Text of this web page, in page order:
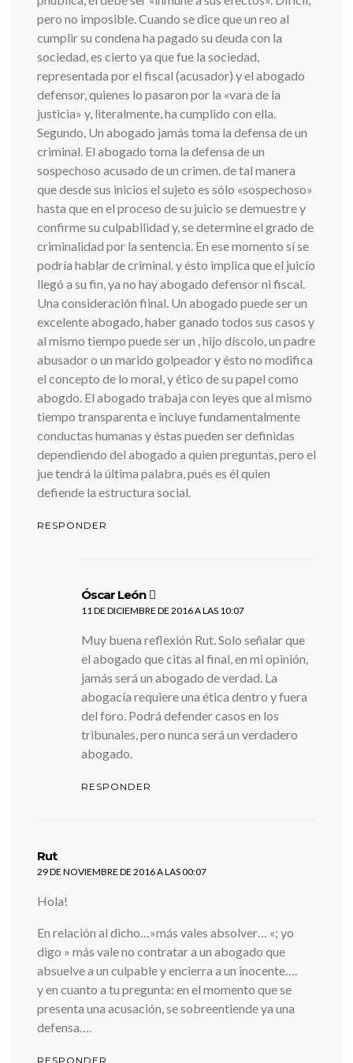
pero no imposible. Cuando se dice que un reo al
cumplir su condena ha pagado su deuda con la
sociedad, es cierto ya que fue la sociedad,
representada por el fiscal (acusador) y el abogado
defensor, quienes lo pasaron por la «vara de la
justicia» y, literalmente, ha cumplido con ella.
Segundo, Un abogado jamás toma la defensa de un
criminal. El abogado toma la defensa de un
sospechoso acusado de un crimen. de tal manera
que desde sus inicios el sujeto es sólo «sospechoso»
hasta que en el proceso de su juicio se demuestre y
confirme su culpabilidad y, se determine el grado de
criminalidad por la sentencia. En ese momento sí se
podría hablar de criminal. y ésto implica que el juicío
llegó a su fin, ya no hay abogado defensor ni fiscal.
Una consideración fiinal. Un abogado puede ser un
excelente abogado, haber ganado todos sus casos y
al mismo tiempo puede ser un , hijo díscolo, un padre
abusador o un marido golpeador y ésto no modifica
el concepto de lo moral, y ético de su papel como
abogdo. El abogado trabaja con leyes que al mismo
tiempo transparenta e incluye fundamentalmente
conductas humanas y éstas pueden ser definidas
dependiendo del abogado a quien preguntas, pero el
jue tendrá la última palabra, pués es él quien
defiende la estructura social.
RESPONDER
Óscar León
11 DE DICIEMBRE DE 2016 A LAS 10:07
Muy buena reflexión Rut. Solo señalar que
el abogado que citas al final, en mi opinión,
jamás será un abogado de verdad. La
abogacía requiere una ética dentro y fuera
del foro. Podrá defender casos en los
tribunales, pero nunca será un verdadero
abogado.
RESPONDER
Rutdice:
29 DE NOVIEMBRE DE 2016 A LAS 00:07
Hola!
En relación al dicho…»más vales absolver… «; yo
digo » más vale no contratar a un abogado que
absuelve a un culpable y encierra a un inocente….
y en cuanto a tu pregunta: en el momento que se
presenta una acusación, se sobreentiende ya una
defensa….
RESPONDER